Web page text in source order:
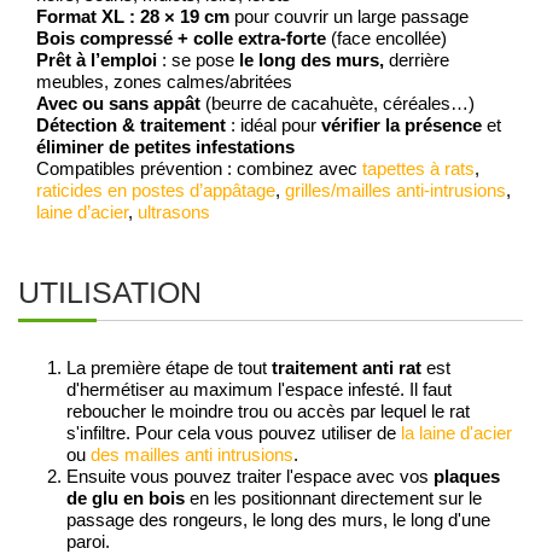
Format XL : 28 × 19 cm pour couvrir un large passage
Bois compressé + colle extra-forte (face encollée)
Prêt à l’emploi : se pose le long des murs, derrière
meubles, zones calmes/abritées
Avec ou sans appât (beurre de cacahuète, céréales…)
Détection & traitement : idéal pour vérifier la présence et
éliminer de petites infestations
Compatibles prévention : combinez avec tapettes à rats,
raticides en postes d’appâtage, grilles/mailles anti-intrusions,
laine d’acier, ultrasons
UTILISATION
La première étape de tout traitement anti rat est
d'hermétiser au maximum l'espace infesté. Il faut
reboucher le moindre trou ou accès par lequel le rat
s'infiltre. Pour cela vous pouvez utiliser de la laine d'acier
ou des mailles anti intrusions.
Ensuite vous pouvez traiter l'espace avec vos plaques
de glu en bois en les positionnant directement sur le
passage des rongeurs, le long des murs, le long d'une
paroi.